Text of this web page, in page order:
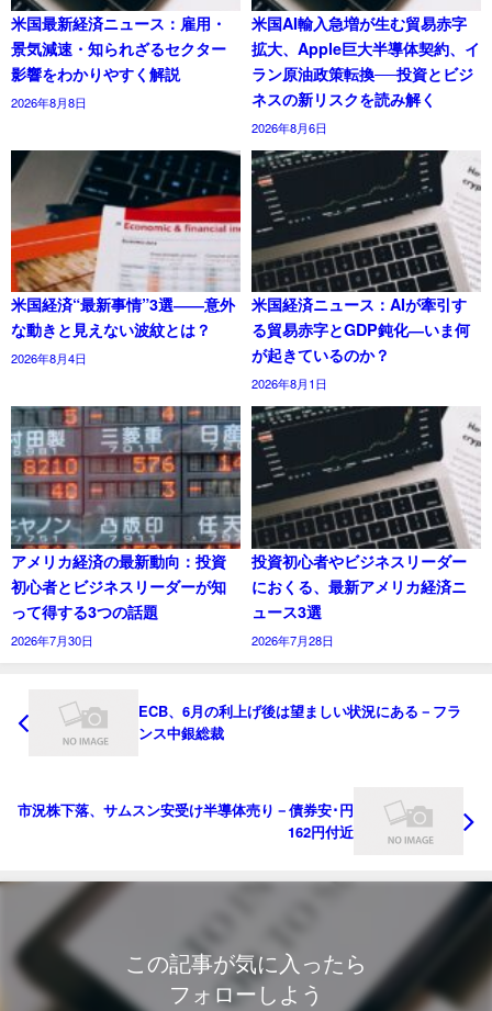
米国最新経済ニュース：雇用・
景気減速・知られざるセクター
影響をわかりやすく解説
2026年8月8日
米国AI輸入急増が生む貿易赤字
拡大、Apple巨大半導体契約、イ
ラン原油政策転換──投資とビジ
ネスの新リスクを読み解く
2026年8月6日
米国経済“最新事情”3選――意外
な動きと見えない波紋とは？
2026年8月4日
米国経済ニュース：AIが牽引す
る貿易赤字とGDP鈍化―いま何
が起きているのか？
2026年8月1日
アメリカ経済の最新動向：投資
初心者とビジネスリーダーが知
って得する3つの話題
2026年7月30日
投資初心者やビジネスリーダー
におくる、最新アメリカ経済ニ
ュース3選
2026年7月28日
ECB、6月の利上げ後は望ましい状況にある－フラ
ンス中銀総裁
市況株下落、サムスン安受け半導体売り－債券安･円
162円付近
この記事が気に入ったら
フォローしよう